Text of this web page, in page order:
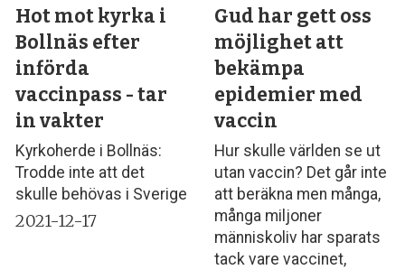
Hot mot kyrka i
Bollnäs efter
införda
vaccinpass - tar
in vakter
Kyrkoherde i Bollnäs:
Trodde inte att det
skulle behövas i Sverige
2021-12-17
Gud har gett oss
möjlighet att
bekämpa
epidemier med
vaccin
Hur skulle världen se ut
utan vaccin? Det går inte
att beräkna men många,
många miljoner
människoliv har sparats
tack vare vaccinet,